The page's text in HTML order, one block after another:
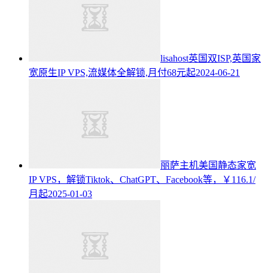
lisahost英国双ISP,英国家
宽原生IP VPS,流媒体全解锁,月付68元起2024-06-21
丽萨主机美国静态家宽
IP VPS，解锁Tiktok、ChatGPT、Facebook等，￥116.1/
月起2025-01-03